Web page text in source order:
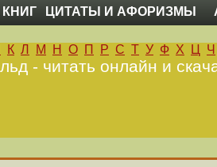
ЦИТАТЫ И АФОРИЗМЫ
К Л М Н О П Р С Т У Ф Х Ц Ч
- читать онлайн и